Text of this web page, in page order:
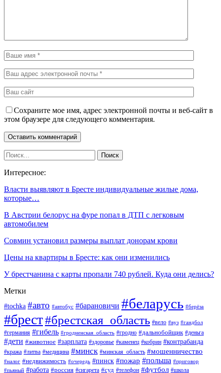
Сохраните мое имя, адрес электронной почты и веб-сайт в
этом браузере для следующего комментария.
Интересное:
Власти выявляют в Бресте индивидуальные жилые дома,
которые…
В Австрии белорус на фуре попал в ДТП с легковым
автомобилем
Совмин установил размеры выплат донорам крови
Цены на квартиры в Бресте: как они изменились
У брестчанина с карты пропали 740 рублей. Куда они делись?
Метки
#tochka #авто #автобус #барановичи #беларусь #берёза
#брест#брестская_область #вело #вуз #гандбол
#германия #гибель #гродненская_область #гродно #дальнобойщик #деньга
#дети #животное #зарплата #здоровье #каменец #кобрин #контрабанда
#кража #литва #медицина #минск #минская_область #мошенничество
#налог #недвижимость #очередь #пинск #пожар #польша #приговор
#пьяный #работа #россия #сигарета #суд #телефон #футбол #школа